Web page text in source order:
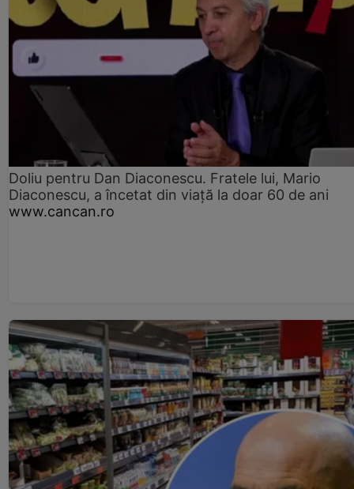
Doliu pentru Dan Diaconescu. Fratele lui, Mario
Diaconescu, a încetat din viață la doar 60 de ani
www.cancan.ro